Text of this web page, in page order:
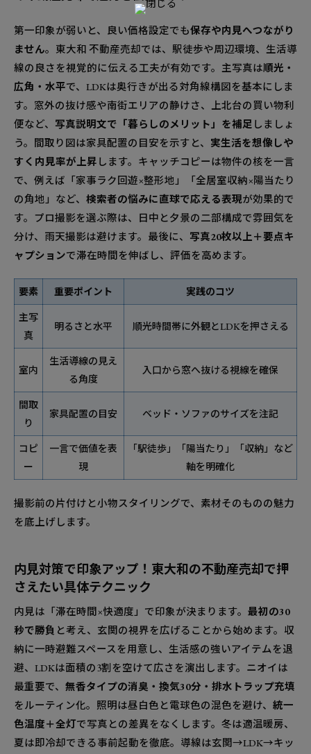
第一印象が弱いと、良い価格設定でも保存や内見へつながり
ません。東大和 不動産売却では、駅徒歩や周辺環境、生活導
線の良さを視覚的に伝える工夫が有効です。主写真は順光・
広角・水平で、LDKは奥行きが出る対角線構図を基本にしま
す。窓外の抜け感や南街エリアの静けさ、上北台の買い物利
便など、 写真説明文で「暮らしのメリット」を補足 しましょ
う。間取り図は家具配置の目安を示すと、 実生活を想像しや
すく内見率が上昇 します。キャッチコピーは物件の核を一言
で、例えば「家事ラク回遊×整形地」「全居室収納×陽当たり
の角地」など、 検索者の悩みに直球で応える表現が効果的で
す。プロ撮影を選ぶ際は、日中と夕景の二部構成で雰囲気を
分け、雨天撮影は避けます。最後に、 写真20枚以上＋要点キ
ャプションで滞在時間を伸ばし、評価を高めます。
要素 重要ポイント 実践のコツ
主写
真
明るさと水平 順光時間帯に外観とLDKを押さえる
室内
生活導線の見え
る角度
入口から窓へ抜ける視線を確保
間取
り
家具配置の目安 ベッド・ソファのサイズを注記
コピ
ー
一言で価値を表
現
「駅徒歩」「陽当たり」「収納」など
軸を明確化
撮影前の片付けと小物スタイリングで、素材そのものの魅力
を底上げします。
内見対策で印象アップ！東大和の不動産売却で押
さえたい具体テクニック
内見は「滞在時間×快適度」で印象が決まります。 最初の30
秒で勝負 と考え、玄関の視界を広げることから始めます。収
納に一時避難スペースを用意し、生活感の強いアイテムを退
避、LDKは面積の3割を空けて広さを演出します。ニオイは
最重要で、 無香タイプの消臭・換気30分・排水トラップ充填
をルーティン化。照明は昼白色と電球色の混色を避け、 統一
色温度＋全灯で写真との差異をなくします。冬は適温暖房、
夏は即冷却できる事前起動を徹底。導線は玄関→LDK→キッ